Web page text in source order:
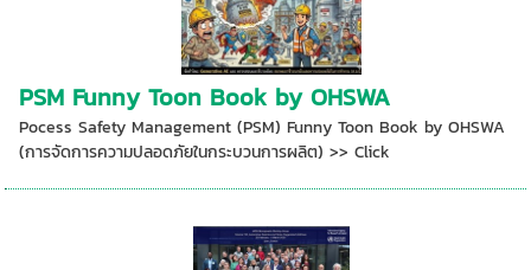
PSM Funny Toon Book by OHSWA
Pocess Safety Management (PSM) Funny Toon Book by OHSWA
(การจัดการความปลอดภัยในกระบวนการผลิต) >> Click